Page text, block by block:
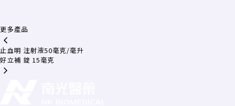
更多產品
止血明 注射液50毫克/毫升
好立補 錠 15毫克